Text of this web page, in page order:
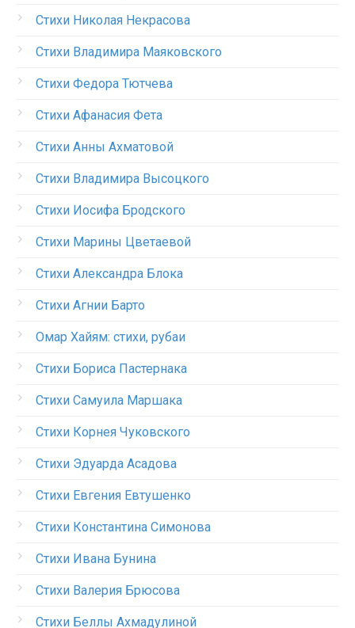
Стихи Николая Некрасова
Стихи Владимира Маяковского
Стихи Федора Тютчева
Стихи Афанасия Фета
Стихи Анны Ахматовой
Стихи Владимира Высоцкого
Стихи Иосифа Бродского
Стихи Марины Цветаевой
Стихи Александра Блока
Стихи Агнии Барто
Омар Хайям: стихи, рубаи
Стихи Бориса Пастернака
Стихи Самуила Маршака
Стихи Корнея Чуковского
Стихи Эдуарда Асадова
Стихи Евгения Евтушенко
Стихи Константина Симонова
Стихи Ивана Бунина
Стихи Валерия Брюсова
Стихи Беллы Ахмадулиной